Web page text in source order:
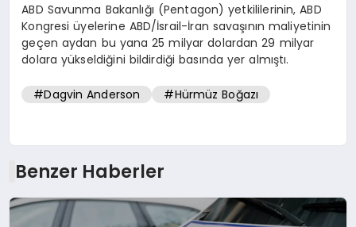
ABD Savunma Bakanlığı (Pentagon) yetkililerinin, ABD
Kongresi üyelerine ABD/İsrail-İran savaşının maliyetinin
geçen aydan bu yana 25 milyar dolardan 29 milyar
dolara yükseldiğini bildirdiği basında yer almıştı.
#Dagvin Anderson #Hürmüz Boğazı
Benzer Haberler